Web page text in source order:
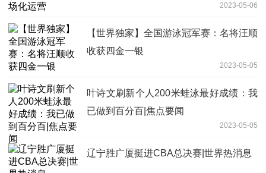
2023-05-06
【世界独家】全国游泳冠军赛：名将汪顺
收获四金一银
2023-05-05
叶诗文刷新个人200米蛙泳最好成绩：我
已做到百分百|焦点要闻
2023-05-05
辽宁胜广厦挺进CBA总决赛|世界热消息